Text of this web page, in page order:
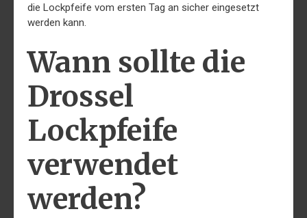
die Lockpfeife vom ersten Tag an sicher eingesetzt
werden kann.
Wann sollte die
Drossel
Lockpfeife
verwendet
werden?